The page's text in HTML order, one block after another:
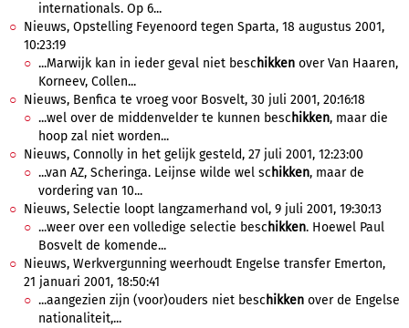
internationals. Op 6...
Nieuws, Opstelling Feyenoord tegen Sparta, 18 augustus 2001,
10:23:19
...Marwijk kan in ieder geval niet besc hikken over Van Haaren,
Korneev, Collen...
Nieuws, Benfica te vroeg voor Bosvelt, 30 juli 2001, 20:16:18
...wel over de middenvelder te kunnen besc hikken, maar die
hoop zal niet worden...
Nieuws, Connolly in het gelijk gesteld, 27 juli 2001, 12:23:00
...van AZ, Scheringa. Leijnse wilde wel sc hikken, maar de
vordering van 10...
Nieuws, Selectie loopt langzamerhand vol, 9 juli 2001, 19:30:13
...weer over een volledige selectie besc hikken. Hoewel Paul
Bosvelt de komende...
Nieuws, Werkvergunning weerhoudt Engelse transfer Emerton,
21 januari 2001, 18:50:41
...aangezien zijn (voor)ouders niet besc hikken over de Engelse
nationaliteit,...